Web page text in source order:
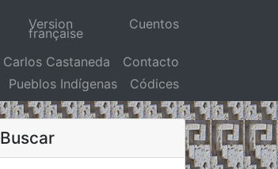
Version
française
Cuentos
Carlos Castaneda
Contacto
Pueblos Indígenas Códices
Buscar